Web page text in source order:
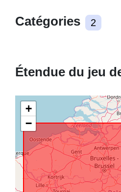
Catégories 2
Étendue du jeu
+
−